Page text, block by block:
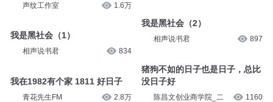
声纹工作室 1.6万
我是黑社会（1）
相声说书君 834
我在1982有个家 1811 好日子
青花先生FM 2.8万
我是黑社会（2）
相声说书君 897
猪狗不如的日子也是日子，总比
没日子好
陈昌文创业商学院_二 1160